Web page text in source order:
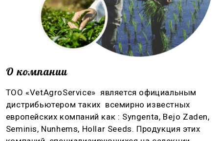
О компании
ТОО «VetAgroService» является официальным
дистрибьютером таких всемирно известных
европейских компаний как : Syngenta, Bejo Zaden,
Seminis, Nunhems, Hollar Seeds. Продукция этих